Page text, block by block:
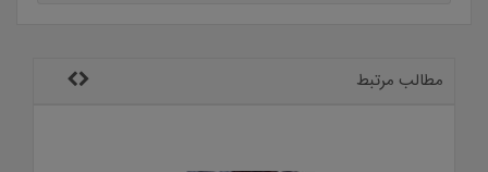
مطالب مرتبط